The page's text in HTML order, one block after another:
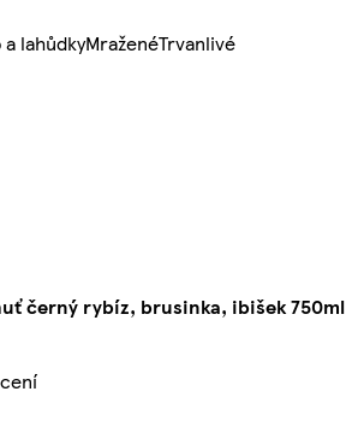
a lahůdkyMraženéTrvanlivé
černý rybíz, brusinka, ibišek 750ml